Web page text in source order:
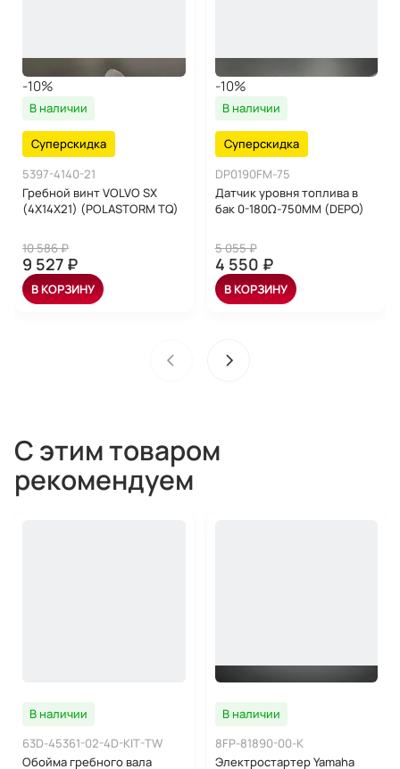
-10%
В наличии
Суперскидка
5397-4140-21
Гребной винт VOLVO SX
(4X14X21) (POLASTORM TQ)
10 586 ₽
9 527 ₽
В КОРЗИНУ
-10%
В наличии
Суперскидка
DP0190FM-75
Датчик уровня топлива в
бак 0-180Ω-750MM (DEPO)
5 055 ₽
4 550 ₽
В КОРЗИНУ
С этим товаром
рекомендуем
В наличии
63D-45361-02-4D-KIT-TW
Обойма гребного вала
В наличии
8FP-81890-00-K
Электростартер Yamaha